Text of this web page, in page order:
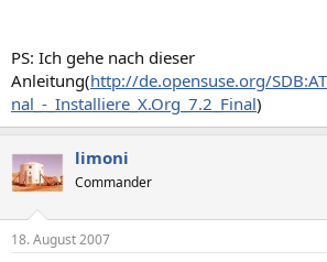
PS: Ich gehe nach dieser
Anleitung(http://de.opensuse.org/
nal_-_Installiere_X.Org_7.2_Final)
limoni
Commander
18. August 2007